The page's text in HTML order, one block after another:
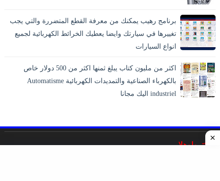
برنامج رهيب يمكنك من معرفة القطع المتضررة والتي يجب
تغييرها في سيارتك وايضا يعطيك الخرائط الكهربائية لجميع
انواع السيارات
اكثر من مليون كتاب يبلغ ثمنها اكثر من 500 دولار خاص
بالكهرباء الصناعية والتمديدات الكهربائية Automatisme
industriel اليك مجانا
اليكترولوهلا